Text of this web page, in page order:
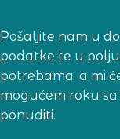
Pošaljite nam u
podatke te u
potrebama, a mi
mogućem roku sa
ponuditi.